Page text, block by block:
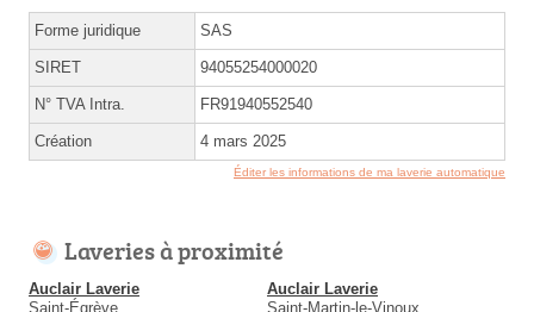
Forme juridique SAS
SIRET 94055254000020
N° TVA Intra. FR91940552540
Création 4 mars 2025
Éditer les informations de ma laverie automatique
Laveries à proximité
Auclair Laverie
Saint-Égrève
Auclair Laverie
Saint-Martin-le-Vinoux